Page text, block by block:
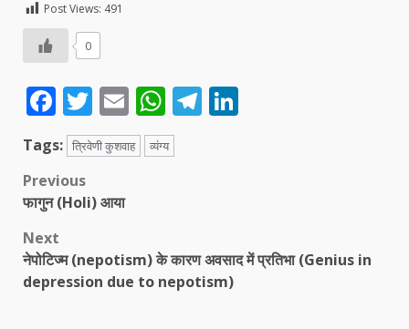
Post Views: 491
0
Facebook
Twitter
EmailWhatsApp
Telegram
Tags: त्रिवेणी कुशवाह व्यंग्य
Post
navigation
Previous
फागुन (Holi) आया
Next
नेपोटिज्म (nepotism) के कारण अवसाद में प्रतिभा (Genius in
depression due to nepotism)